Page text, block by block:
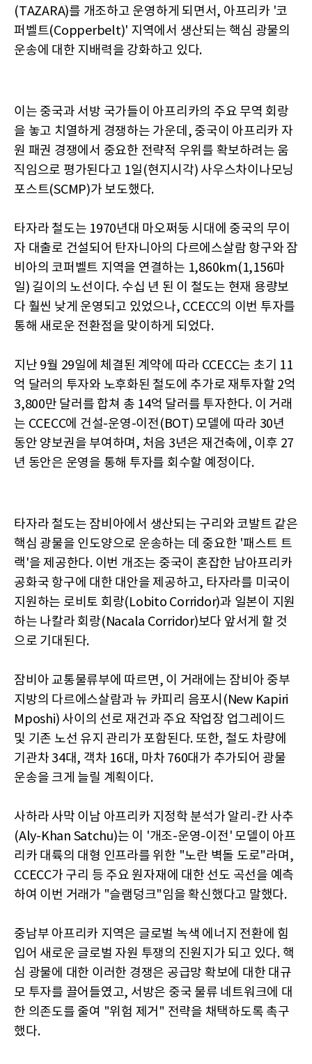
(TAZARA)를 개조하고 운영하게 되면서, 아프리카 '코
퍼벨트(Copperbelt)' 지역에서 생산되는 핵심 광물의
운송에 대한 지배력을 강화하고 있다.
이는 중국과 서방 국가들이 아프리카의 주요 무역 회랑
을 놓고 치열하게 경쟁하는 가운데, 중국이 아프리카 자
원 패권 경쟁에서 중요한 전략적 우위를 확보하려는 움
직임으로 평가된다고 1일(현지시각) 사우스차이나모닝
포스트(SCMP)가 보도했다.
타자라 철도는 1970년대 마오쩌둥 시대에 중국의 무이
자 대출로 건설되어 탄자니아의 다르에스살람 항구와 잠
비아의 코퍼벨트 지역을 연결하는 1,860km(1,156마
일) 길이의 노선이다. 수십 년 된 이 철도는 현재 용량보
다 훨씬 낮게 운영되고 있었으나, CCECC의 이번 투자를
통해 새로운 전환점을 맞이하게 되었다.
지난 9월 29일에 체결된 계약에 따라 CCECC는 초기 11
억 달러의 투자와 노후화된 철도에 추가로 재투자할 2억
3,800만 달러를 합쳐 총 14억 달러를 투자한다. 이 거래
는 CCECC에 건설-운영-이전(BOT) 모델에 따라 30년
동안 양보권을 부여하며, 처음 3년은 재건축에, 이후 27
년 동안은 운영을 통해 투자를 회수할 예정이다.
타자라 철도는 잠비아에서 생산되는 구리와 코발트 같은
핵심 광물을 인도양으로 운송하는 데 중요한 '패스트 트
랙'을 제공한다. 이번 개조는 중국이 혼잡한 남아프리카
공화국 항구에 대한 대안을 제공하고, 타자라를 미국이
지원하는 로비토 회랑(Lobito Corridor)과 일본이 지원
하는 나칼라 회랑(Nacala Corridor)보다 앞서게 할 것
으로 기대된다.
잠비아 교통물류부에 따르면, 이 거래에는 잠비아 중부
지방의 다르에스살람과 뉴 카피리 음포시(New Kapiri
Mposhi) 사이의 선로 재건과 주요 작업장 업그레이드
및 기존 노선 유지 관리가 포함된다. 또한, 철도 차량에
기관차 34대, 객차 16대, 마차 760대가 추가되어 광물
운송을 크게 늘릴 계획이다.
사하라 사막 이남 아프리카 지정학 분석가 알리-칸 사추
(Aly-Khan Satchu)는 이 '개조-운영-이전' 모델이 아프
리카 대륙의 대형 인프라를 위한 "노란 벽돌 도로"라며,
CCECC가 구리 등 주요 원자재에 대한 선도 곡선을 예측
하여 이번 거래가 "슬램덩크"임을 확신했다고 말했다.
중남부 아프리카 지역은 글로벌 녹색 에너지 전환에 힘
입어 새로운 글로벌 자원 투쟁의 진원지가 되고 있다. 핵
심 광물에 대한 이러한 경쟁은 공급망 확보에 대한 대규
모 투자를 끌어들였고, 서방은 중국 물류 네트워크에 대
한 의존도를 줄여 "위험 제거" 전략을 채택하도록 촉구
했다.